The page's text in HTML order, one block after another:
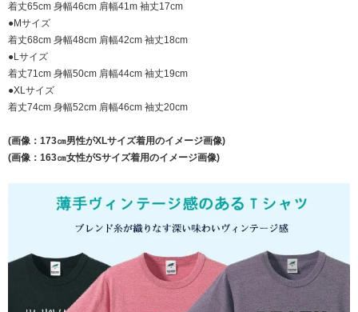
着丈65cm 身幅46cm 肩幅41m 袖丈17cm
●Mサイズ
着丈68cm 身幅48cm 肩幅42cm 袖丈18cm
●Lサイズ
着丈71cm 身幅50cm 肩幅44cm 袖丈19cm
●XLサイズ
着丈74cm 身幅52cm 肩幅46cm 袖丈20cm
(画像：173㎝男性がXLサイズ着用のイメージ画像)
(画像：163㎝女性がSサイズ着用のイメージ画像)